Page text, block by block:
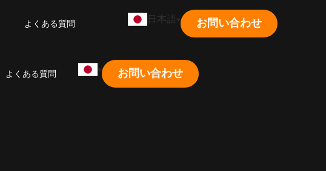
よくある質問 日本語 お問い合わせ
よくある質問 お問い合わせ